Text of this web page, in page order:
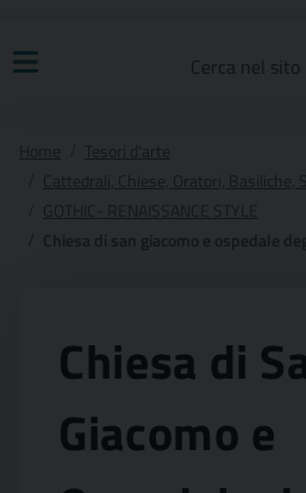
Chiesa di
Giacomo e